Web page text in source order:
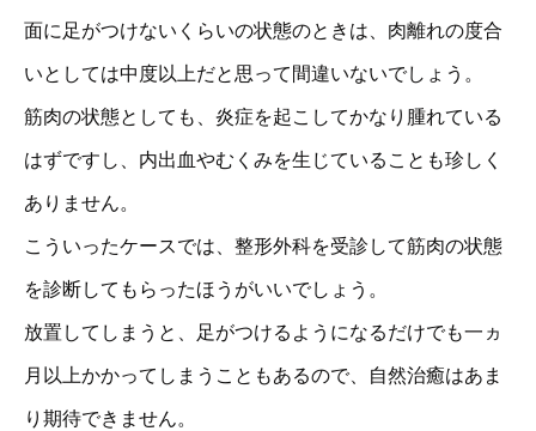
面に足がつけないくらいの状態のときは、肉離れの度合
いとしては中度以上だと思って間違いないでしょう。
筋肉の状態としても、炎症を起こしてかなり腫れている
はずですし、内出血やむくみを生じていることも珍しく
ありません。
こういったケースでは、整形外科を受診して筋肉の状態
を診断してもらったほうがいいでしょう。
放置してしまうと、足がつけるようになるだけでも一ヵ
月以上かかってしまうこともあるので、自然治癒はあま
り期待できません。